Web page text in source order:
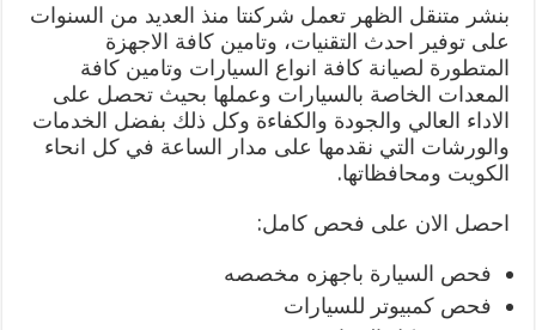
بنشر متنقل الظهر تعمل شركنتا منذ العديد من السنوات
على توفير احدث التقنيات، وتامين كافة الاجهزة
المتطورة لصيانة كافة انواع السيارات وتامين كافة
المعدات الخاصة بالسيارات وعملها بحيث تحصل على
الاداء العالي والجودة والكفاءة وكل ذلك بفضل الخدمات
والورشات التي نقدمها على مدار الساعة في كل انحاء
الكويت ومحافظاتها.
احصل الان على فحص كامل:
فحص السيارة باجهزه مخصصه
فحص كمبيوتر للسيارات